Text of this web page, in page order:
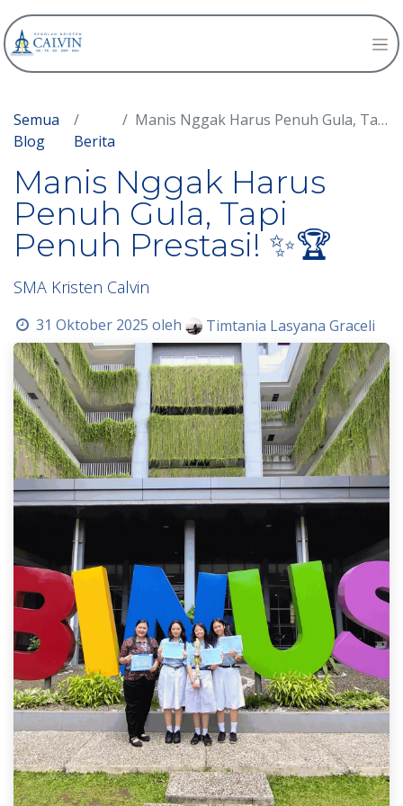
Semua
Blog
Berita
Manis Nggak Harus Penuh Gula, Tapi Penuh Prestasi! ✨🏆
Manis Nggak Harus
Penuh Gula, Tapi
Penuh Prestasi! ✨🏆
SMA Kristen Calvin
31 Oktober 2025 oleh Timtania Lasyana Graceli